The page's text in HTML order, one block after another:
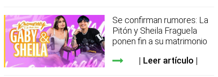
Se confirman rumores: La
Pitón y Sheila Fraguela
ponen fin a su matrimonio
Leer artículo